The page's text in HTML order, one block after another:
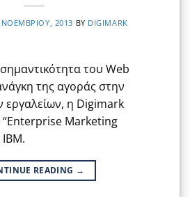
ΝΟΕΜΒΡΊΟΥ, 2013 BY DIGIMARK
του Web
της αγοράς στην
εργαλείων, η Digimark
“Enterprise Marketing
READING →